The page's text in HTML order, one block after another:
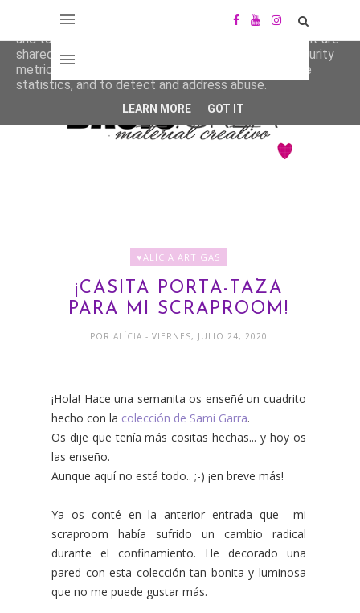
♥ALÍCIA ARTIGAS
¡CASITA PORTA-TAZA
PARA MI SCRAPROOM!
POR ALÍCIA - VIERNES, JULIO 24, 2020
¡Hola! Hace una semanita os enseñé un cuadrito
hecho con la colección de Sami Garra.
Os dije que tenía más cositas hechas... y hoy os
las enseño.
Aunque aquí no está todo.. ;-) ¡en breve más!
Ya os conté en la anterior entrada que mi
scraproom había sufrido un cambio radical
durante el confinamiento. He decorado una
pared con esta colección tan bonita y luminosa
que no me puede gustar más.
This site uses cookies from Google to deliver its services
and to analyze traffic. Your IP address and user-agent are
shared with Google along with performance and security
metrics to ensure quality of service, generate usage
statistics, and to detect and address abuse.
LEARN MORE GOT IT